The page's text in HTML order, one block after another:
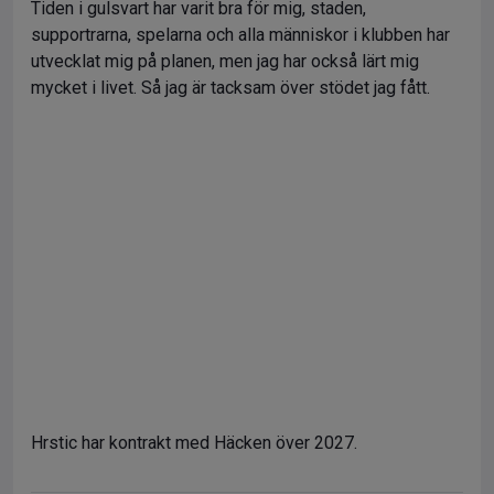
Tiden i gulsvart har varit bra för mig, staden,
supportrarna, spelarna och alla människor i klubben har
utvecklat mig på planen, men jag har också lärt mig
mycket i livet. Så jag är tacksam över stödet jag fått.
Hrstic har kontrakt med Häcken över 2027.